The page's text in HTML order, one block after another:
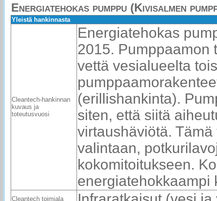
Energiatehokas pumppu (Kivisalmen
Yleistä hankinnasta
Cleantech-hankinnan
kuvaus ja
toteutusvuosi
Energiatehokas
2015. Pumppaamon
vettä vesialueelta
(erillishankinta).
siten, että siitä
virtaushäviötä.
valintaan,
kokomitoitukseen.
energiatehokkaampi
Cleantech toimiala